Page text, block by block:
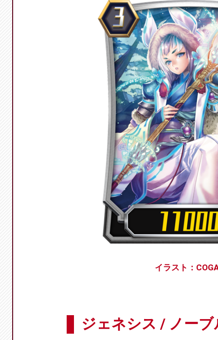
イラスト：
ジェネシス / ノーブ